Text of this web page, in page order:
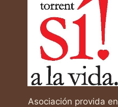
LA
LONGEVIDAD
ES
EL
CUIDADO
DE
UNA
MADRE
Asociación provida en